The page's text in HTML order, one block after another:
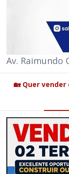
Av. Raimundo
🏡 Quer